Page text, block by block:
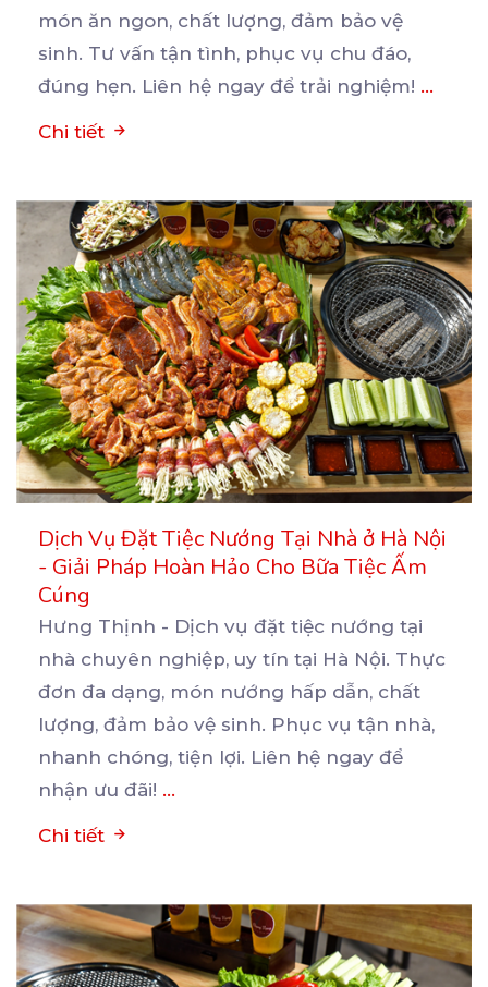
món ăn ngon, chất lượng, đảm bảo vệ
sinh. Tư vấn tận tình, phục vụ chu đáo,
đúng hẹn. Liên hệ ngay để trải nghiệm! ...
Chi tiết
Dịch Vụ Đặt Tiệc Nướng Tại Nhà ở Hà Nội
- Giải Pháp Hoàn Hảo Cho Bữa Tiệc Ấm
Cúng
Hưng Thịnh - Dịch vụ đặt tiệc nướng tại
nhà chuyên nghiệp, uy tín tại Hà Nội. Thực
đơn đa dạng, món nướng hấp dẫn, chất
lượng, đảm bảo vệ sinh. Phục vụ tận nhà,
nhanh chóng, tiện lợi. Liên hệ ngay để
nhận ưu đãi! ...
Chi tiết